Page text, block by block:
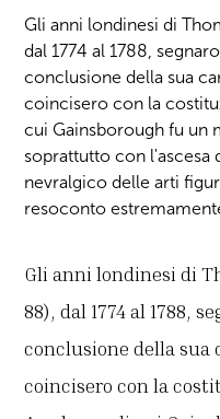
Gli anni londinesi di
dal 1774 al 1788,
conclusione della sua
coincisero con la
cui Gainsborough fu un
soprattutto con
nevralgico delle arti
resoconto
Gli anni londinesi di
88), dal 1774 al 1788,
conclusione della
coincisero con la